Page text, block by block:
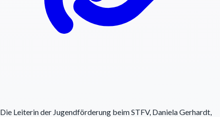
Die Leiterin der Jugendförderung beim STFV, Daniela Gerhardt,